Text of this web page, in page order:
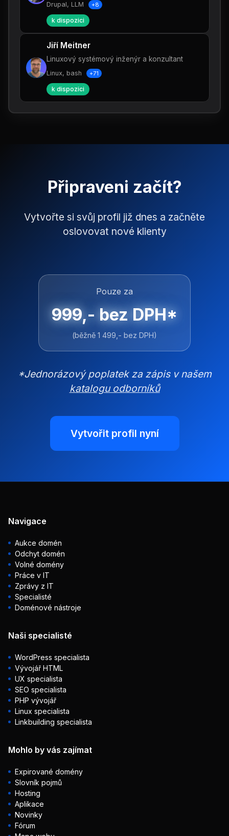
Drupal, LLM +8
k dispozici
Jiří Meitner
Linuxový systémový inženýr a konzultant
Linux, bash +71
k dispozici
Připraveni začít?
Vytvořte si svůj profil již dnes a začněte
oslovovat nové klienty
Pouze za
999,- bez DPH*
(běžně 1 499,- bez DPH)
*Jednorázový poplatek za zápis v našem
katalogu odborníků
Vytvořit profil nyní
Navigace
Aukce domén
Odchyt domén
Volné domény
Práce v IT
Zprávy z IT
Specialisté
Doménové nástroje
Naši specialisté
WordPress specialista
Vývojář HTML
UX specialista
SEO specialista
PHP vývojář
Linux specialista
Linkbuilding specialista
Mohlo by vás zajímat
Expirované domény
Slovník pojmů
Hosting
Aplikace
Novinky
Fórum